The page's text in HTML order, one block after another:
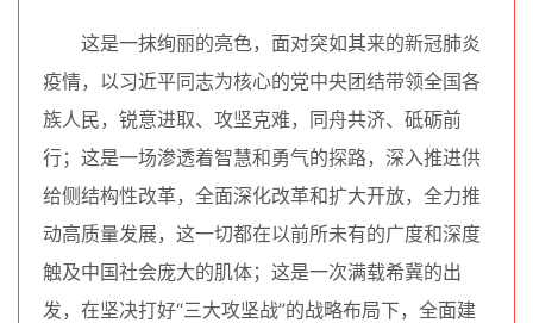
这是一抹绚丽的亮色，面对突如其来的新冠肺炎
疫情，以习近平同志为核心的党中央团结带领全国各
族人民，锐意进取、攻坚克难，同舟共济、砥砺前
行；这是一场渗透着智慧和勇气的探路，深入推进供
给侧结构性改革，全面深化改革和扩大开放，全力推
动高质量发展，这一切都在以前所未有的广度和深度
触及中国社会庞大的肌体；这是一次满载希冀的出
发，在坚决打好“三大攻坚战”的战略布局下，全面建